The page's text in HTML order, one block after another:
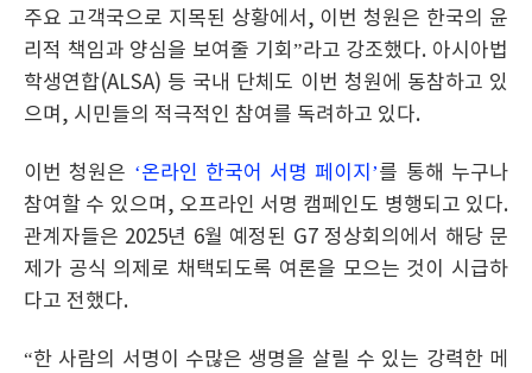
주요 고객국으로 지목된 상황에서, 이번 청원은 한국의 윤
리적 책임과 양심을 보여줄 기회”라고 강조했다. 아시아법
학생연합(ALSA) 등 국내 단체도 이번 청원에 동참하고 있
으며, 시민들의 적극적인 참여를 독려하고 있다.
이번 청원은 ‘온라인 한국어 서명 페이지’를 통해 누구나
참여할 수 있으며, 오프라인 서명 캠페인도 병행되고 있다.
관계자들은 2025년 6월 예정된 G7 정상회의에서 해당 문
제가 공식 의제로 채택되도록 여론을 모으는 것이 시급하
다고 전했다.
“한 사람의 서명이 수많은 생명을 살릴 수 있는 강력한 메